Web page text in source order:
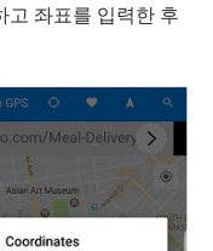
고 좌표를 입력한 후